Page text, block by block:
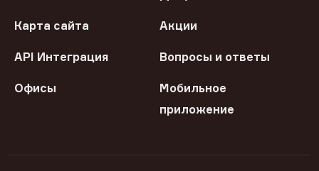
Карта сайта Акции
API Интеграция Вопросы и ответы
Офисы
Мобильное
приложение